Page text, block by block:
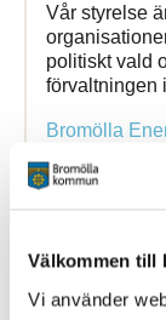
Välkommen till
Vi använder
Vår styrelse
politiskt vald
förvaltningen
Bromölla
24